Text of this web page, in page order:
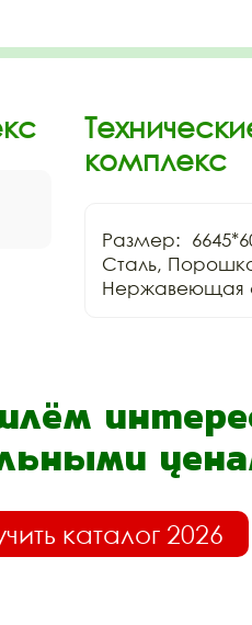
комплекс
Размер:
Сталь,
каталог 2026